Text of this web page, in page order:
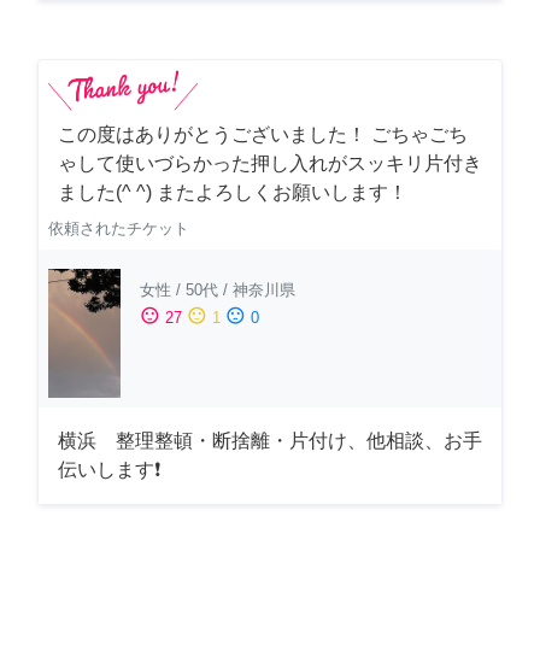
この度はありがとうございました！ ごちゃごち
ゃして使いづらかった押し入れがスッキリ片付き
ました(^ ^) またよろしくお願いします！
依頼されたチケット
女性 / 50代 / 神奈川県
sentiment_satisfied 27 sentiment_neutral 1 sentiment_dissatisfied 0
横浜 整理整頓・断捨離・片付け、他相談、お手
伝いします❗